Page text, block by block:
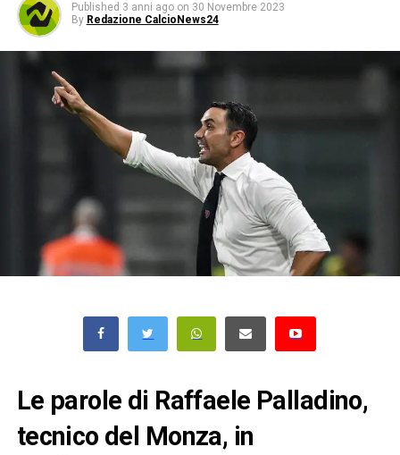
Published 3 anni ago on 30 Novembre 2023
By Redazione CalcioNews24
Le parole di Raffaele Palladino,
tecnico del Monza, in